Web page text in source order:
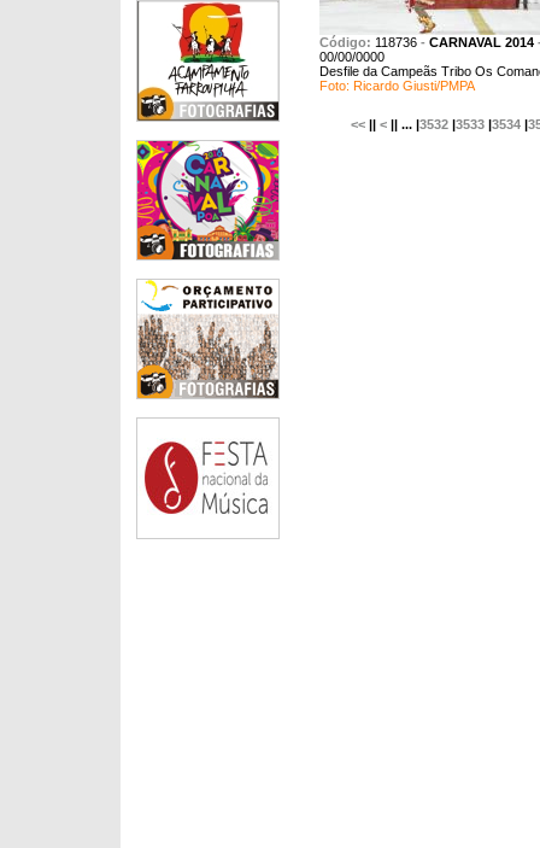
Código: 118736 - CARNAVAL 2014
00/00/0000
Desfile da Campeãs Tribo Os
Foto: Ricardo Giusti/PMPA
<< ||< || ... |3532 |3533 |3534 |